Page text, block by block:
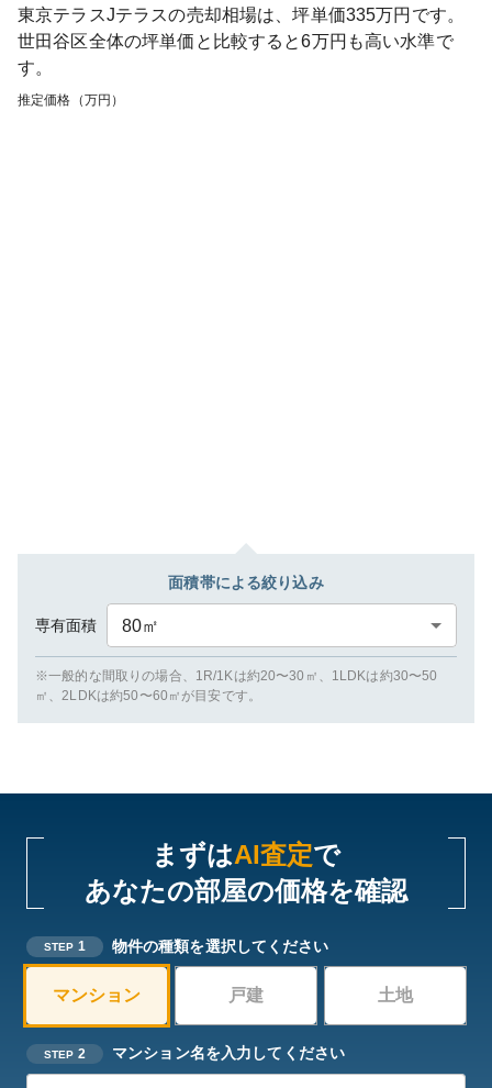
東京テラスJテラスの売却相場は、坪単価335万円です。
世田谷区全体の坪単価と比較すると6万円も高い水準で
す。
推定価格（万円）
面積帯による絞り込み
専有面積 80㎡
※一般的な間取りの場合、1R/1Kは約20〜30㎡、1LDKは約30〜50
㎡、2LDKは約50〜60㎡が目安です。
まずはAI査定で
あなたの部屋の価格を確認
STEP 1 物件の種類を選択してください
マンション 戸建 土地
STEP 2 マンション名を入力してください